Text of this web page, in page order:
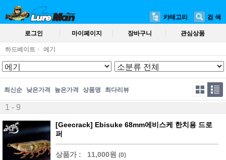
카테고리 검 색
로그인 마이페이지 장바구니 관심상품
하드베이트 에기
최신순 낮은가격 높은가격 상품명 최다리뷰
1 - 9
[Geecrack] Ebisuke 68mm에비스케 한치용 드로
퍼
상품가 : 11,000원 (0)